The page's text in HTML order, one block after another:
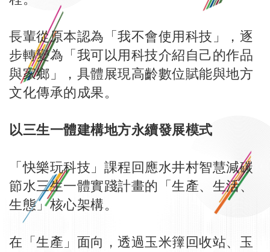
長輩從原本認為「我不會使用科技」，逐
步轉變為「我可以用科技介紹自己的作品
與家鄉」，具體展現高齡數位賦能與地方
文化傳承的成果。
以三生一體建構地方永續發展模式
「快樂玩科技」課程回應水井村智慧減碳
節水三生一體實踐計畫的「生產、生活、
生態」核心架構。
在「生產」面向，透過玉米籜回收站、玉